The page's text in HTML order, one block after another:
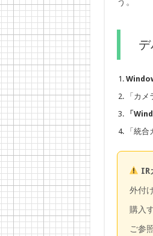
「カ
「
「統
IR
外付
購入
ご参